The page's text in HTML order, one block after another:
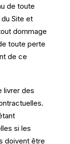
de toute
du Site et
dommage
toute perte
de ce
livrer des
si les
doivent être